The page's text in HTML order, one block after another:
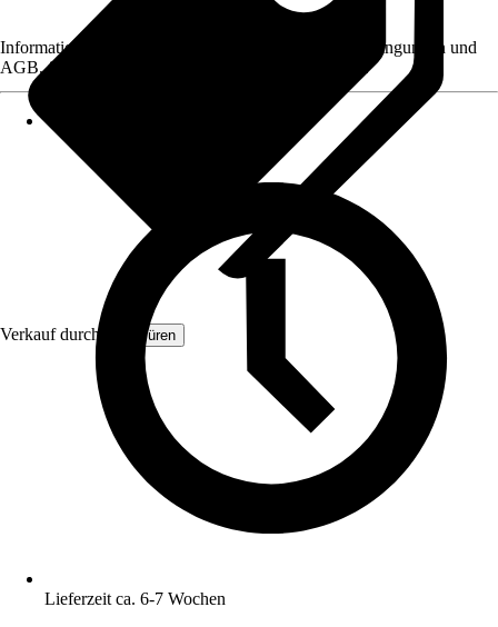
Verkauf durch: FM Türen
Informationen des Verkäufers, wie z. B. Rückgabebedingungen und
AGB, finden Sie bei Klick auf den Verkäufernamen.
Lieferzeit ca. 6-7 Wochen